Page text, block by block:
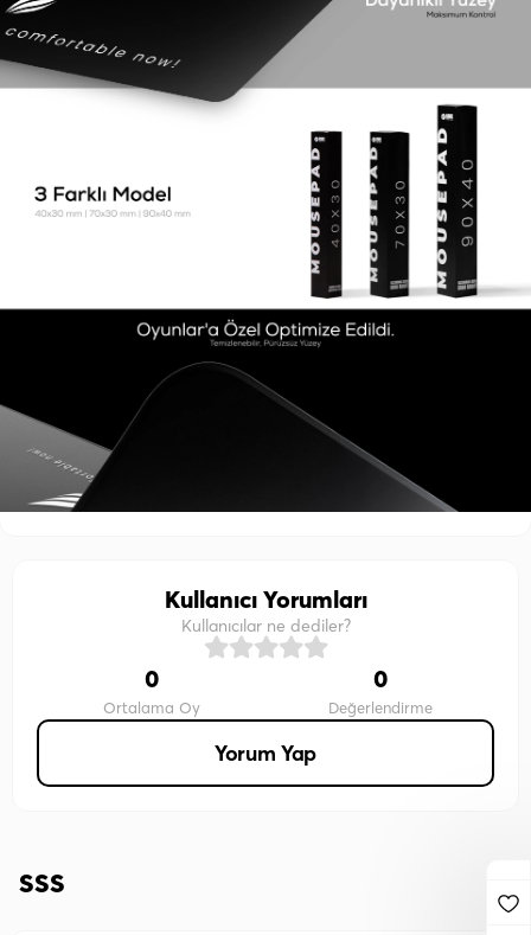
Kullanıcı Yorumları
Kullanıcılar ne dediler?
0
Ortalama Oy
0
Değerlendirme
Yorum Yap
SSS